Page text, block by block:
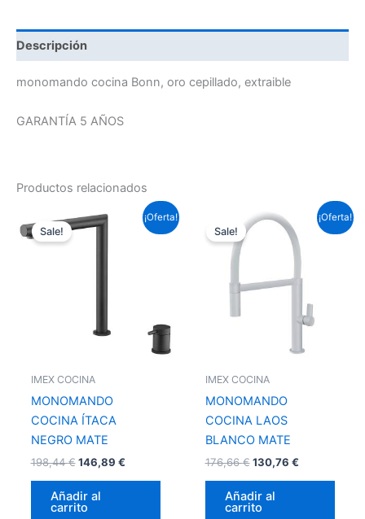
Descripción
monomando cocina Bonn, oro cepillado, extraible
GARANTÍA 5 AÑOS
Productos relacionados
¡Oferta!
Sale!
IMEX COCINA
MONOMANDO
COCINA ÍTACA
NEGRO MATE
198,44€
precio
146,89 €
precio
Añadir al
carrito
¡Oferta!
Sale!
IMEX COCINA
MONOMANDO
COCINA LAOS
BLANCO MATE
176,66€
precio
original
130,76 €
precio
actual
es:
Añadir al
carrito